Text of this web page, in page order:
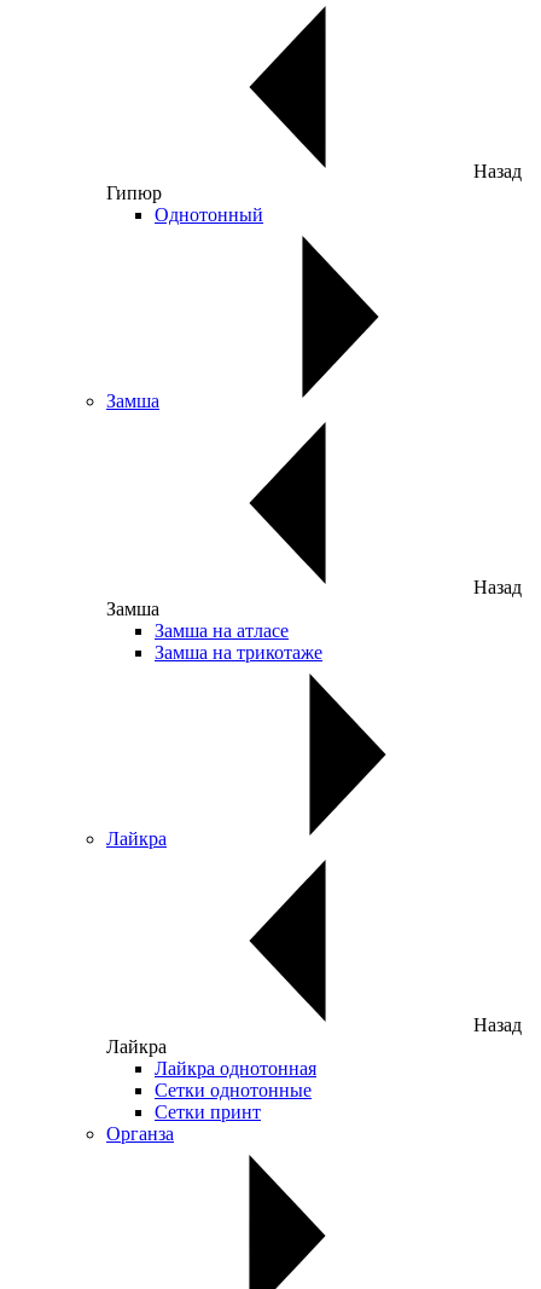
Назад
Гипюр
Однотонный
Замша
Назад
Замша
Замша на атласе
Замша на трикотаже
Лайкра
Назад
Лайкра
Лайкра однотонная
Сетки однотонные
Сетки принт
Органза